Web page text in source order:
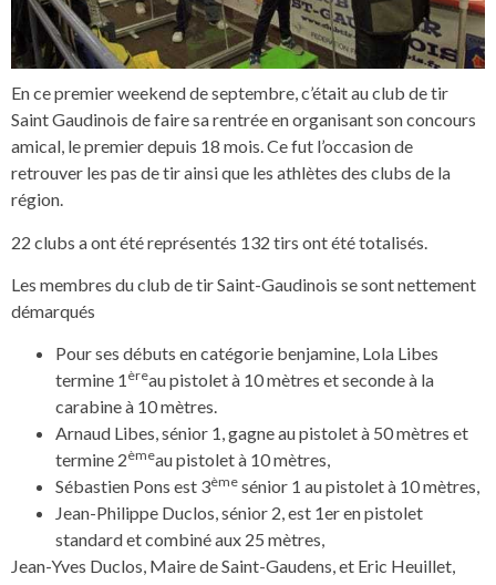
En ce premier weekend de septembre, c’était au club de tir
Saint Gaudinois de faire sa rentrée en organisant son concours
amical, le premier depuis 18 mois. Ce fut l’occasion de
retrouver les pas de tir ainsi que les athlètes des clubs de la
région.
22 clubs a ont été représentés 132 tirs ont été totalisés.
Les membres du club de tir Saint-Gaudinois se sont nettement
démarqués
Pour ses débuts en catégorie benjamine, Lola Libes
termine 1 èreau pistolet à 10 mètres et seconde à la
carabine à 10 mètres.
Arnaud Libes, sénior 1, gagne au pistolet à 50 mètres et
termine 2èmeau pistolet à 10 mètres,
Sébastien Pons est 3ème sénior 1 au pistolet à 10 mètres,
Jean-Philippe Duclos, sénior 2, est 1er en pistolet
standard et combiné aux 25 mètres,
Jean-Yves Duclos, Maire de Saint-Gaudens, et Eric Heuillet,